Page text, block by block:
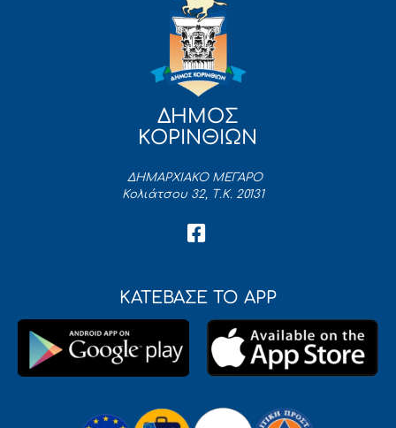
ΔΗΜΟΣ
ΚΟΡΙΝΘΙΩΝ
ΔΗΜΑΡΧΙΑΚΟ ΜΕΓΑΡΟ
Κολιάτσου 32, Τ.Κ. 20131
ΚΑΤΕΒΑΣΕ ΤΟ APP